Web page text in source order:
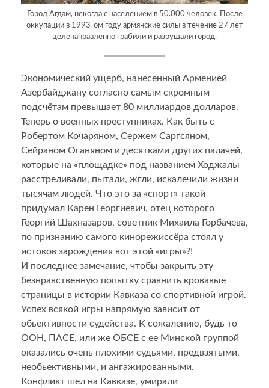
Город Агдам, некогда с населением в 50.000 человек. После
оккупации в 1993-ом году армянские силы в течение 27 лет
целенаправленно грабили и разрушали город.
Экономический ущерб, нанесенный Арменией
Азербайджану согласно самым скромным
подсчётам превышает 80 миллиардов долларов.
Теперь о военных преступниках. Как быть с
Робертом Кочаряном, Сержем Саргсяном,
Сейраном Оганяном и десятками других палачей,
которые на «площадке» под названием Ходжалы
расстреливали, пытали, жгли, искалечили жизни
тысячам людей. Что это за «спорт» такой
придумал Карен Георгиевич, отец которого
Георгий Шахназаров, советник Михаила Горбачева,
по признанию самого кинорежиссёра стоял у
истоков зарождения вот этой «игры»?!
И последнее замечание, чтобы закрыть эту
безнравственную попытку сравнить кровавые
страницы в истории Кавказа со спортивной игрой.
Успех всякой игры напрямую зависит от
обьективности судейства. К сожалению, будь то
ООН, ПАСЕ, или же ОБСЕ с ее Минской группой
оказались очень плохими судьями, предвзятыми,
необьективными, и ангажированными.
Конфликт шел на Кавказе, умирали